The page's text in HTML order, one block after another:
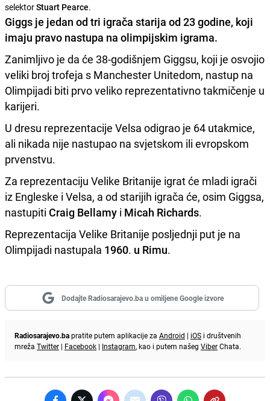
selektorStuart Pearce.
Giggs je jedan od tri igrača starija od 23 godine, koji
imaju pravo nastupa na olimpijskim igrama.
Zanimljivo je da će 38-godišnjem Giggsu, koji je osvojio
veliki broj trofeja s Manchester Unitedom, nastup na
Olimpijadi biti prvo veliko reprezentativno takmičenje u
karijeri.
U dresu reprezentacije Velsa odigrao je 64 utakmice,
ali nikada nije nastupao na svjetskom ili evropskom
prvenstvu.
Za reprezentaciju Velike Britanije igrat će mladi igrači
iz Engleske i Velsa, a od starijih igrača će, osim Giggsa,
nastupiti Craig Bellamy i Micah Richards.
Reprezentacija Velike Britanije posljednji put je na
Olimpijadi nastupala 1960. u Rimu.
Dodajte Radiosarajevo.ba u omiljene Google izvore
Radiosarajevo.bapratite putem aplikacije za Android | iOS i društvenih
mreža Twitter | Facebook | Instagram, kao i putem našeg ViberChata.